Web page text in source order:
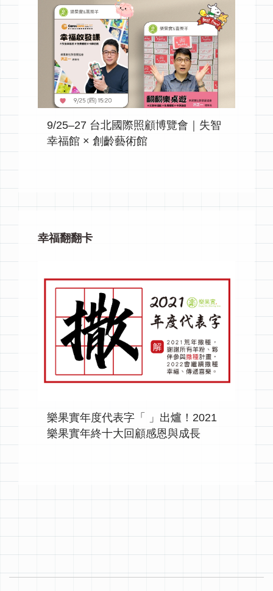
9/25–27 台北國際照顧博覽會｜失智
幸福館 × 創齡藝術館
幸福翻翻卡
樂果實年度代表字「 」出爐！2021
樂果實年終十大回顧感恩與成長